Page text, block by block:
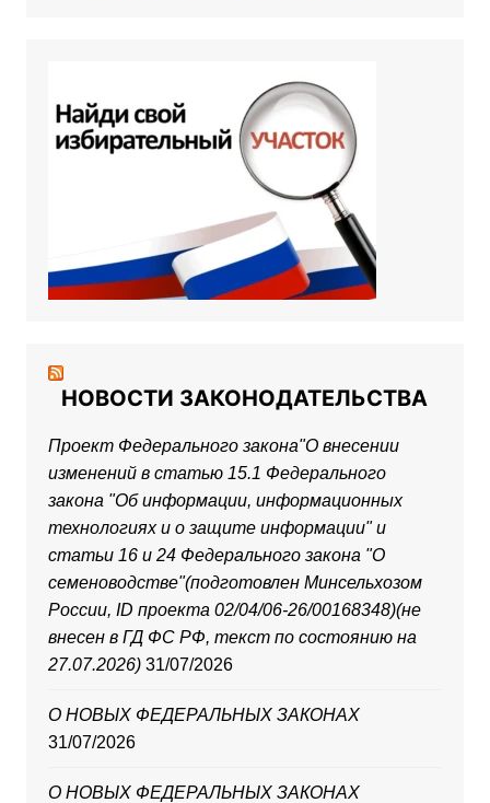
НОВОСТИ ЗАКОНОДАТЕЛЬСТВА
Проект Федерального закона"О внесении
изменений в статью 15.1 Федерального
закона "Об информации, информационных
технологиях и о защите информации" и
статьи 16 и 24 Федерального закона "О
семеноводстве"(подготовлен Минсельхозом
России, ID проекта 02/04/06-26/00168348)(не
внесен в ГД ФС РФ, текст по состоянию на
27.07.2026) 31/07/2026
О НОВЫХ ФЕДЕРАЛЬНЫХ ЗАКОНАХ
31/07/2026
О НОВЫХ ФЕДЕРАЛЬНЫХ ЗАКОНАХ